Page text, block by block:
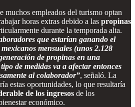
muchos empleados del turismo optan
horas extras debido a las propinas
durante la temporada alta.
que estarían ganando el
mensuales (unos 2.128
de propinas en una
de medidas va a afectar entonces
al colaborador”, señaló. La
estas oportunidades, lo que resultaría
de los ingresos de los
económico.